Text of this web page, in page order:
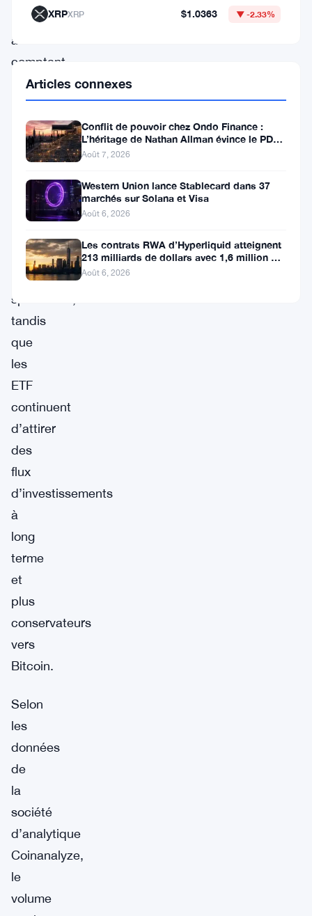
Bitcoin
au
comptant.
Cette
divergence
souligne
l’intérêt
pour
Ethereum
les
traders
spéculatifs,
tandis
que
les
ETF
continuent
d’attirer
des
flux
d’investissements
à
long
terme
et
plus
conservateurs
vers
Bitcoin.
Selon
les
données
de
la
société
d’analytique
Coinanalyze,
le
volume
XRPXRP $1.0363 ▼ -2.33%
Articles connexes
Conflit de pouvoir chez Ondo Finance :
L’héritage de Nathan Allman évince le PDG
Ian De Bode le 24 juillet
Août 7, 2026
Western Union lance Stablecard dans 37
marchés sur Solana et Visa
Août 6, 2026
Les contrats RWA d’Hyperliquid atteignent
213 milliards de dollars avec 1,6 million de
détenteurs
Août 6, 2026